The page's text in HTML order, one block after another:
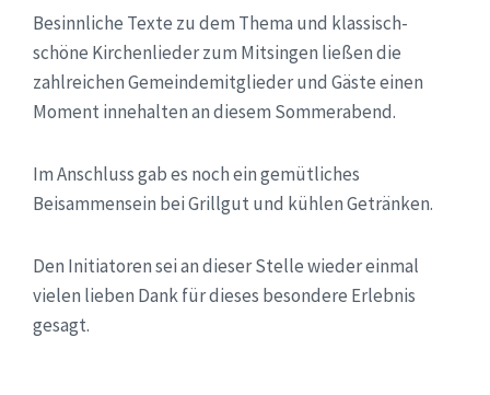
Besinnliche Texte zu dem Thema und klassisch-
schöne Kirchenlieder zum Mitsingen ließen die
zahlreichen Gemeindemitglieder und Gäste einen
Moment innehalten an diesem Sommerabend.
Im Anschluss gab es noch ein gemütliches
Beisammensein bei Grillgut und kühlen Getränken.
Den Initiatoren sei an dieser Stelle wieder einmal
vielen lieben Dank für dieses besondere Erlebnis
gesagt.